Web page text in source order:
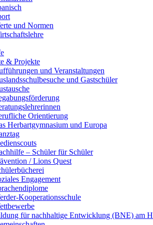
und Normen
& Projekte
und Veranstaltungen
und Gastschüler
Orientierung
Herbartgymnasium und Europa
– Schüler für Schüler
/ Lions Quest
Engagement
Kooperationsschule
für nachhaltige Entwicklung (BNE) am